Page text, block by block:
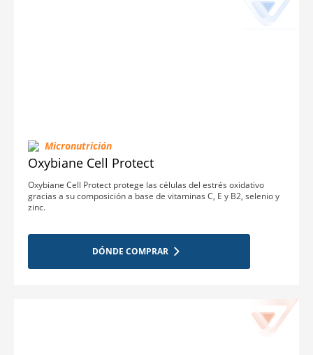
Micronutrición
Oxybiane Cell Protect
Oxybiane Cell Protect protege las células del estrés oxidativo
gracias a su composición a base de vitaminas C, E y B2, selenio y
zinc.
DÓNDE COMPRAR